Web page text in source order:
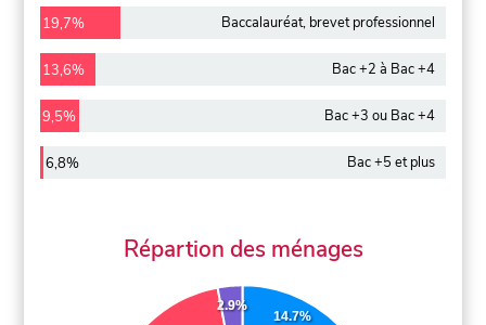
19,7% Baccalauréat, brevet professionnel
13,6% Bac +2 à Bac +4
9,5% Bac +3 ou Bac +4
6,8% Bac +5 et plus
Répartion des ménages
14.7%
2.9%